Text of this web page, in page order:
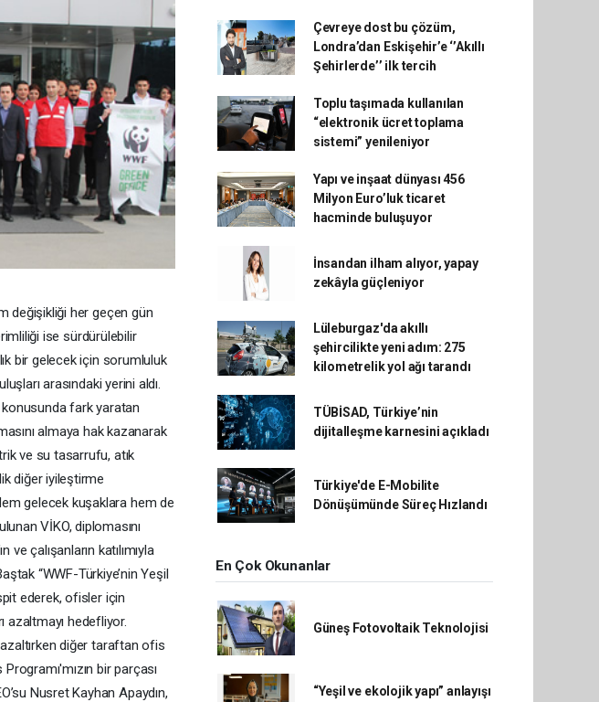
değişikliği her geçen gün
ise sürdürülebilir
bir gelecek için sorumluluk
arasındaki yerini aldı.
konusunda fark yaratan
almaya hak kazanarak
ve su tasarrufu, atık
diğer iyileştirme
gelecek kuşaklara hem de
VİKO, diplomasını
çalışanların katılımıyla
“WWF-Türkiye’nin Yeşil
ederek, ofisler için
azaltmayı hedefliyor.
diğer taraftan ofis
bir parçası
Nusret Kayhan Apaydın,
Çevreye dost bu çözüm,
Londra’dan Eskişehir’e ‘’Akıllı
Şehirlerde’’ ilk tercih
Toplu taşımada kullanılan
“elektronik ücret toplama
sistemi” yenileniyor
Yapı ve inşaat dünyası 456
Milyon Euro’luk ticaret
hacminde buluşuyor
İnsandan ilham alıyor, yapay
zekâyla güçleniyor
Lüleburgaz'da akıllı
şehircilikte yeni adım: 275
kilometrelik yol ağı tarandı
TÜBİSAD, Türkiye’nin
dijitalleşme karnesini açıkladı
Türkiye'de E-Mobilite
Dönüşümünde Süreç Hızlandı
En Çok Okunanlar
Güneş Fotovoltaik Teknolojisi
“Yeşil ve ekolojik yapı” anlayışı